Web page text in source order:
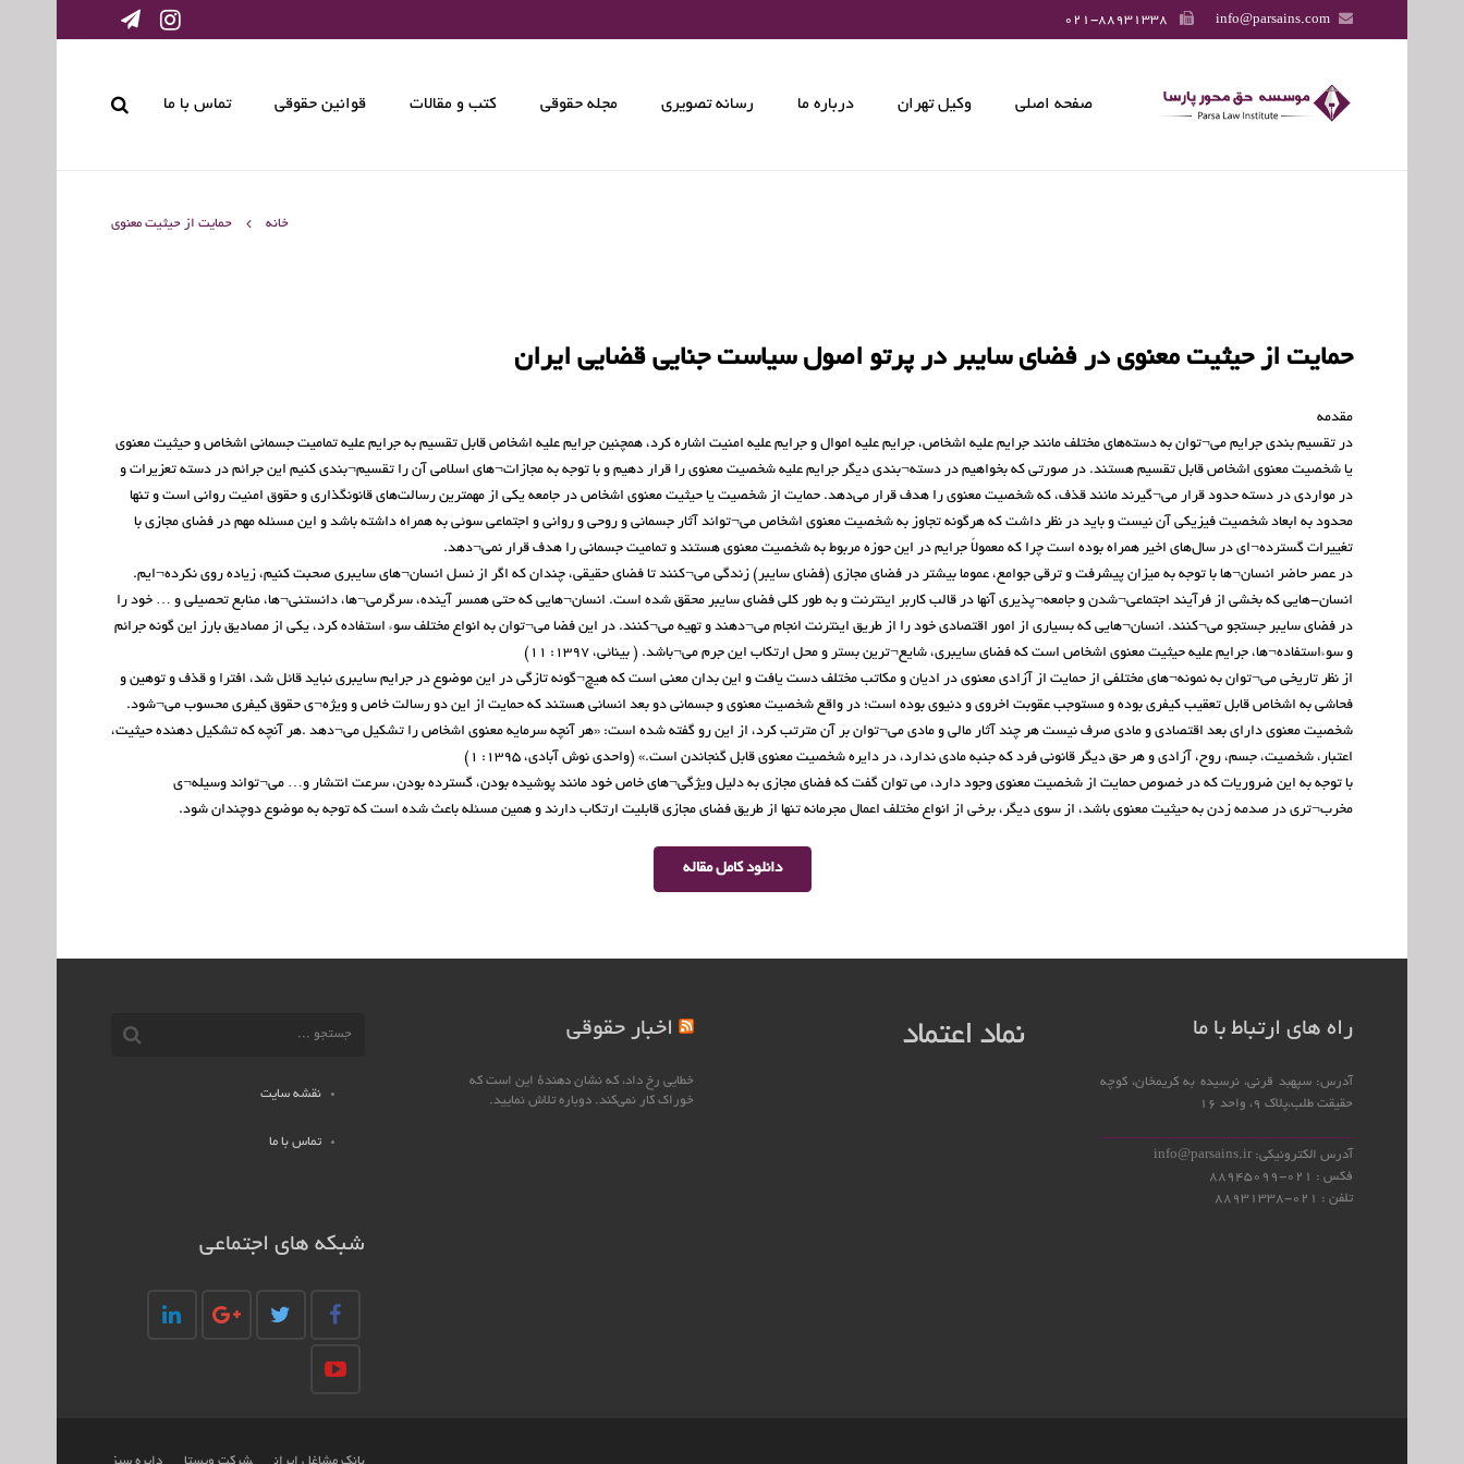
info@parsains.com
صفحه اصلی وکیل تهران درباره ما رسانه تصویری مجله حقوقی کتب و مقالات قوانین حقوقی تماس با ما
خانه حمایت از حیثیت معنوی
حمایت از حیثیت معنوی در فضای سایبر در پرتو اصول سیاست جنایی قضایی ایران
مقدمه
در تقسیم بندی جرایم می¬توان به دسته‌های مختلف مانند جرایم علیه اشخاص، جرایم علیه اموال و جرایم علیه امنیت اشاره کرد، همچنین جرایم علیه اشخاص قابل تقسیم به جرایم علیه تمامیت جسمانی اشخاص و حیثیت معنوی
یا شخصیت معنوی اشخاص قابل تقسیم هستند. در صورتی که بخواهیم در دسته¬بندی دیگر جرایم علیه شخصیت معنوی را قرار دهیم و با توجه به مجازات¬های اسلامی آن را تقسیم¬بندی کنیم این جرائم در دسته تعزیرات و
در مواردی در دسته حدود قرار می¬گیرند مانند قذف، که شخصیت معنوی را هدف قرار می‌دهد. حمایت از شخصیت یا حیثیت معنوی اشخاص در جامعه یکی از مهمترین رسالت‌های قانونگذاری و حقوق امنیت روانی است و تنها
محدود به ابعاد شخصیت فیزیکی آن نیست و باید در نظر داشت که هرگونه تجاوز به شخصیت معنوی اشخاص می¬تواند آثار جسمانی و روحی و روانی و اجتماعی سوئی به همراه داشته باشد و این مسئله مهم در فضای مجازی با
تغییرات گسترده¬ای در سال‌های اخیر همراه بوده است چرا که معمولاً جرایم در این حوزه مربوط به شخصیت معنوی هستند و تمامیت جسمانی را هدف قرار نمی¬دهد.
در عصر حاضر انسان¬ها با توجه به میزان پیشرفت و ترقی جوامع، عموما بیشتر در فضای مجازی (فضای سایبر) زندگی می¬کنند تا فضای حقیقی، چندان که اگر از نسل انسان¬های سایبری صحبت کنیم، زیاده روی نکرده¬ایم.
انسان-هایی که بخشی از فرآیند اجتماعی¬شدن و جامعه¬پذیری آنها در قالب کاربر اینترنت و به طور کلی فضای سایبر محقق شده است. انسان¬هایی که حتی همسر آینده، سرگرمی¬ها، دانستنی¬ها، منابع تحصیلی و … خود را
در فضای سایبر جستجو می¬کنند. انسان¬هایی که بسیاری از امور اقتصادی خود را از طریق اینترنت انجام می¬دهند و تهیه می¬کنند. در این فضا می¬توان به انواع مختلف سوء استفاده کرد، یکی از مصادیق بارز این گونه جرائم
و سوءاستفاده¬ها، جرایم علیه حیثیت معنوی اشخاص است که فضای سایبری، شایع¬ترین بستر و محل ارتکاب این جرم می¬باشد. ( بینائی، ۱۳۹۷: ۱۱)
از نظر تاریخی می¬توان به نمونه¬های مختلفی از حمایت از آزادی ﻣﻌﻨﻮی در ادیان و مکاتب مختلف دست یافت و این بدان معنی است که هیچ¬گونه تازگی در این موضوع در جرایم سایبری نباید قائل شد، اﻓﺘﺮا و ﻗﺬف و ﺗﻮﻫﯿﻦ و
ﻓﺤﺎﺷﯽ ﺑﻪ اﺷﺨﺎص ﻗﺎﺑﻞ ﺗﻌﻘﯿﺐ ﮐﯿﻔﺮی بوده و مستوجب عقوبت اخروی و دنیوی بوده است؛ در واقع شخصیت معنوی و جسمانی دو بعد انسانی هستند که حمایت از این دو رسالت خاص و ویژه¬ی حقوق کیفری محسوب می¬شود.
ﺷﺨﺼﯿﺖ ﻣﻌﻨﻮی دارای بعد اقتصادی و مادی صرف نیست هر چند آثار مالی و مادی می¬توان بر آن مترتب کرد، از این رو گفته شده است: «ﻫﺮ آﻧﭽﻪ ﺳﺮﻣﺎﯾﻪ ﻣﻌﻨﻮی اﺷﺨﺎص را ﺗﺸﮑﯿﻞ ﻣﯽ¬دﻫﺪ .ﻫﺮ آﻧﭽﻪ ﮐﻪ ﺗﺸﮑﯿﻞ دﻫﻨﺪه ﺣﯿﺜﯿﺖ،
اﻋﺘﺒﺎر، ﺷﺨﺼﯿﺖ، ﺟﺴﻢ، روح، آزادی و ﻫﺮ ﺣﻖ دﯾﮕﺮ ﻗﺎﻧﻮﻧﯽ ﻓﺮد ﮐﻪ ﺟﻨﺒﻪ ﻣﺎدی ﻧﺪارد، در داﯾﺮه ﺷﺨﺼﯿﺖ ﻣﻌﻨﻮی ﻗﺎﺑﻞ ﮔﻨﺠﺎﻧﺪن اﺳﺖ.» (واحدی نوش آبادی، ۱۳۹۵: ۱)
با توجه به این ضروریات که در خصوص حمایت از شخصیت معنوی وجود دارد، می توان گفت که فضای مجازی به دلیل ویژگی¬های خاص خود مانند پوشیده بودن، گسترده بودن، سرعت انتشار و… می¬تواند وسیله¬ی
مخرب¬تری در صدمه زدن به حیثیت معنوی باشد، از سوی دیگر، برخی از انواع مختلف اعمال مجرمانه تنها از طریق فضای مجازی قابلیت ارتکاب دارند و همین مسئله باعث شده است که توجه به موضوع دوچندان شود.
دانلود کامل مقاله
راه های ارتباط با ما
آدرس: سپهبد قرنی، نرسیده به کریمخان، کوچه
حقیقت طلب،پلاک 9، واحد 16
آدرس الکترونیکی: info@parsains.ir
فکس : 021-88945099
تلفن : 021-88931338
نماد اعتماد اخبار حقوقی
خطایی رخ داد، که نشان دهندهٔ این است که
خوراک کار نمی‌کند. دوباره تلاش نمایید.
نقشه سایت
تماس با ما
شبکه های اجتماعی